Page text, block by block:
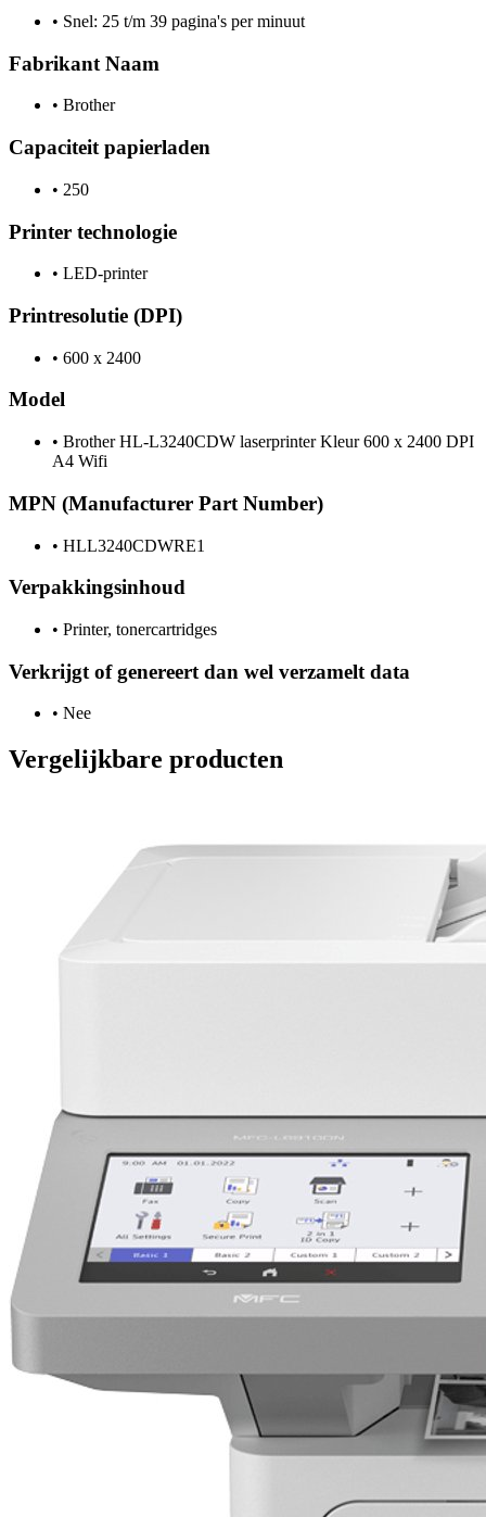
• Snel: 25 t/m 39 pagina's per minuut
Fabrikant Naam
• Brother
Capaciteit papierladen
• 250
Printer technologie
• LED-printer
Printresolutie (DPI)
• 600 x 2400
Model
• Brother HL-L3240CDW laserprinter Kleur 600 x 2400 DPI
A4 Wifi
MPN (Manufacturer Part Number)
• HLL3240CDWRE1
Verpakkingsinhoud
• Printer, tonercartridges
Verkrijgt of genereert dan wel verzamelt data
• Nee
Vergelijkbare producten